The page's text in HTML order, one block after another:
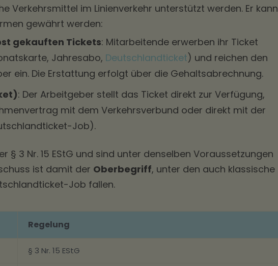
Verkehrsmittel im Linienverkehr unterstützt werden. Er kann
gewährt werden:
gekauften Tickets: Mitarbeitende erwerben ihr Ticket
Jahresabo, Deutschlandticket) und reichen den
ein. Die Erstattung erfolgt über die Gehaltsabrechnung.
: Der Arbeitgeber stellt das Ticket direkt zur Verfügung,
mit dem Verkehrsverbund oder direkt mit der
Job).
§ 3 Nr. 15 EStG und sind unter denselben Voraussetzungen
ist damit der Oberbegriff, unter den auch klassische
Job fallen.
Regelung
§ 3 Nr. 15 EStG